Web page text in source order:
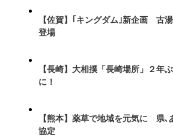
【佐賀】｢キングダム｣新企画 古
登場
【長崎】大相撲「長崎場所」２年
に！
【熊本】薬草で地域を元気に 県､
協定